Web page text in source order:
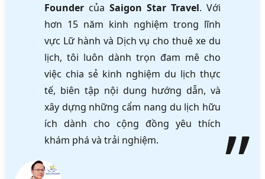
Founder của Saigon Star Travel. Với
hơn 15 năm kinh nghiệm trong lĩnh
vực Lữ hành và Dịch vụ cho thuê xe du
lịch, tôi luôn dành trọn đam mê cho
việc chia sẻ kinh nghiệm du lịch thực
tế, biên tập nội dung hướng dẫn, và
xây dựng những cẩm nang du lịch hữu
ích dành cho cộng đồng yêu thích
khám phá và trải nghiệm.